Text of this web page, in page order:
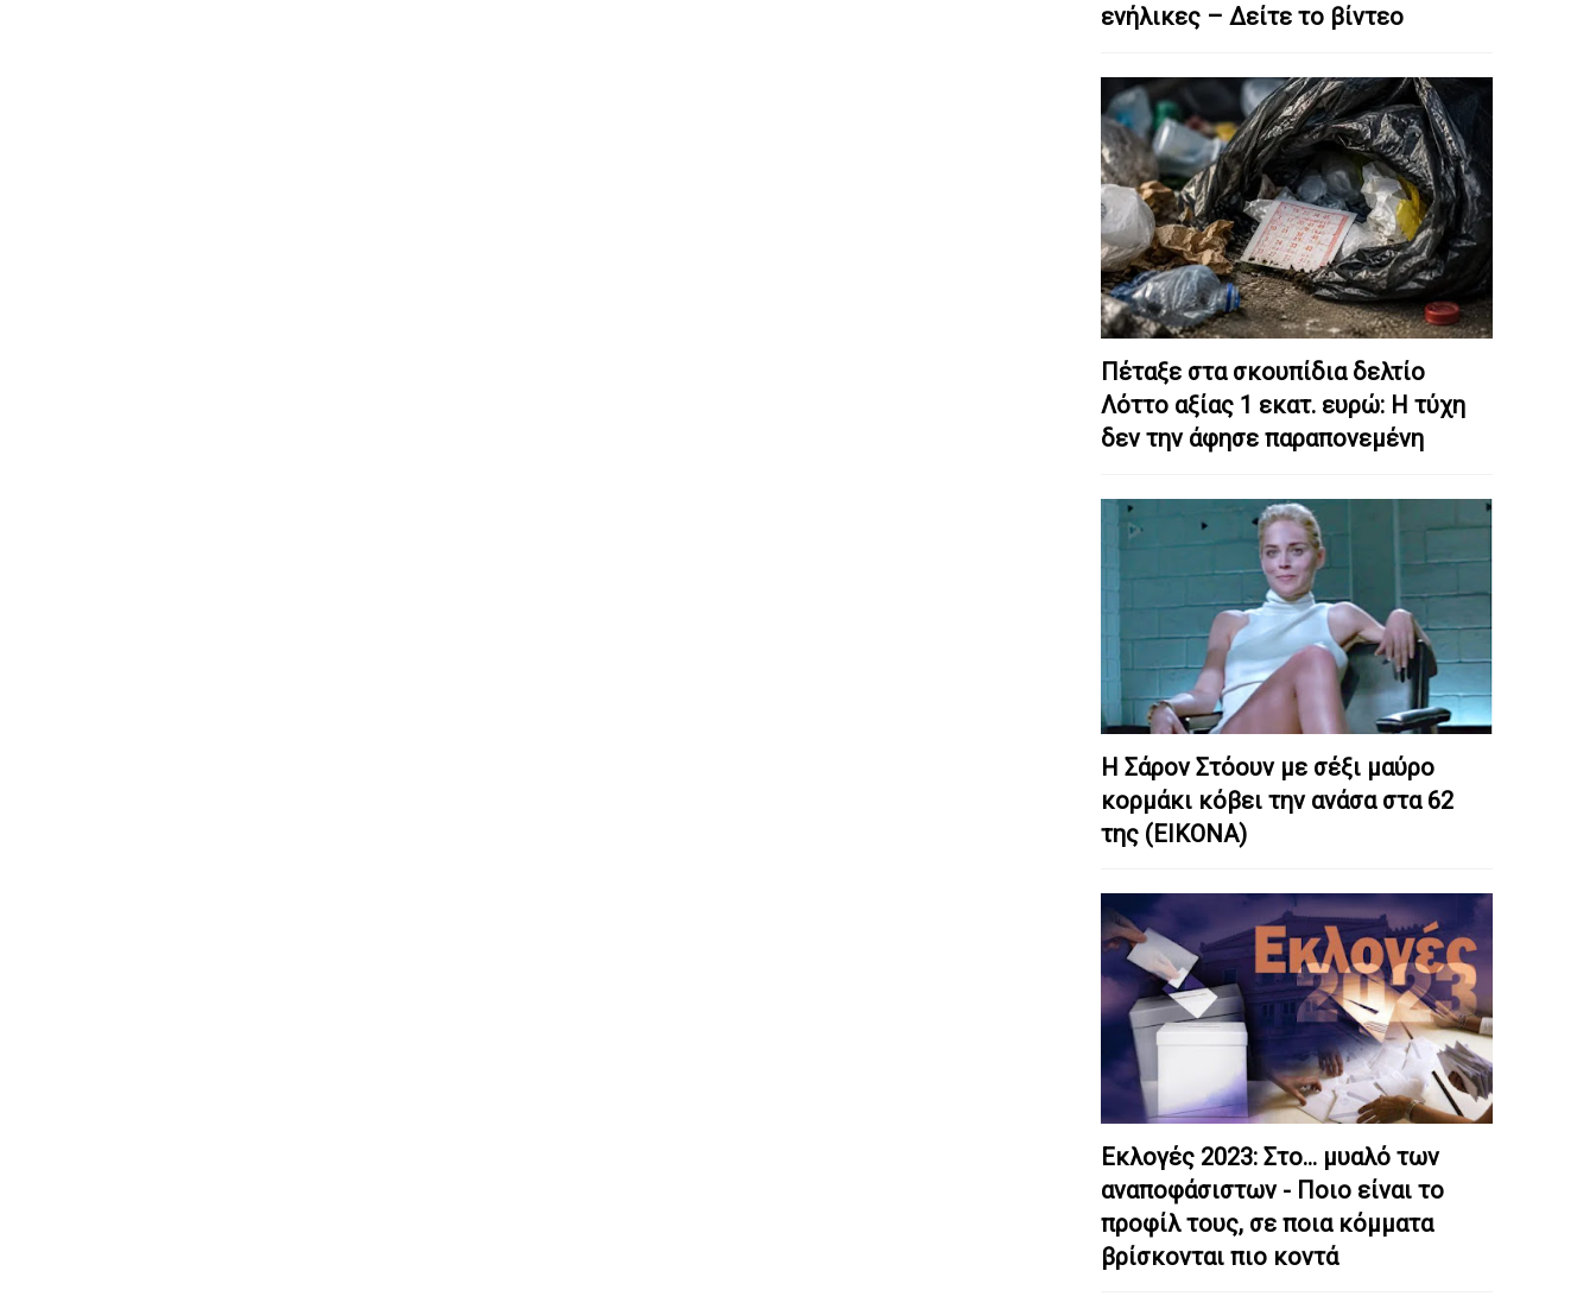
ενήλικες – Δείτε το βίντεο
Πέταξε στα σκουπίδια δελτίο
Λόττο αξίας 1 εκατ. ευρώ: Η τύχη
δεν την άφησε παραπονεμένη
Η Σάρον Στόουν με σέξι μαύρο
κορμάκι κόβει την ανάσα στα 62
της (ΕΙΚΟΝΑ)
Εκλογές 2023: Στο… μυαλό των
αναποφάσιστων - Ποιο είναι το
προφίλ τους, σε ποια κόμματα
βρίσκονται πιο κοντά